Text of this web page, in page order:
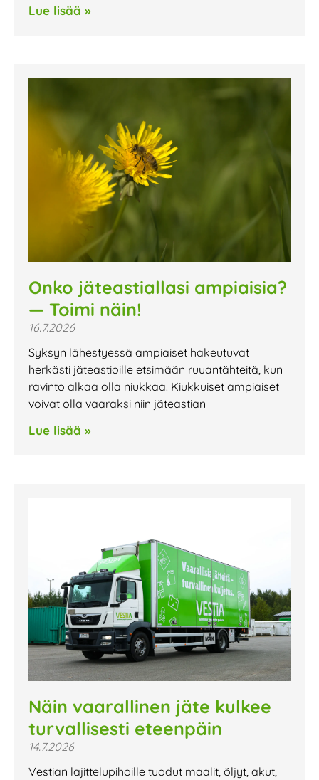
Lue lisää »
Onko jäteastiallasi ampiaisia?
— Toimi näin!
16.7.2026
Syksyn lähestyessä ampiaiset hakeutuvat
herkästi jäteastioille etsimään ruuantähteitä, kun
ravinto alkaa olla niukkaa. Kiukkuiset ampiaiset
voivat olla vaaraksi niin jäteastian
Lue lisää »
Näin vaarallinen jäte kulkee
turvallisesti eteenpäin
14.7.2026
Vestian lajittelupihoille tuodut maalit, öljyt, akut,